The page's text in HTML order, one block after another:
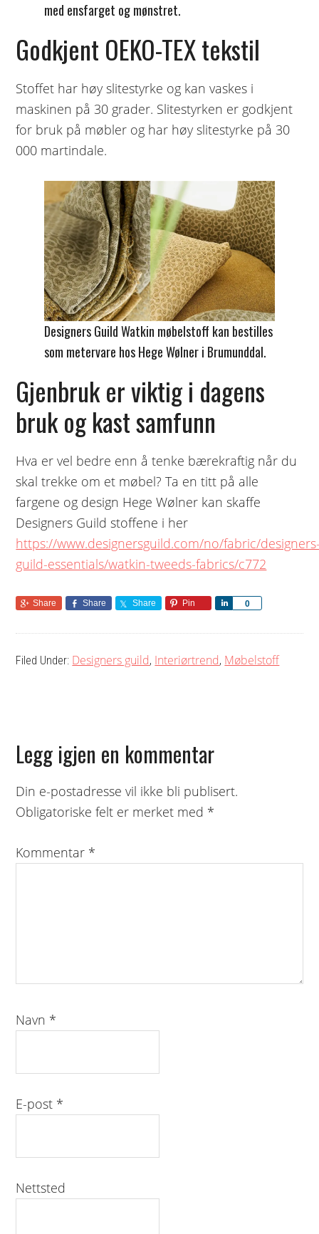
med ensfarget og mønstret.
Godkjent OEKO-TEX tekstil
Stoffet har høy slitestyrke og kan vaskes i
maskinen på 30 grader. Slitestyrken er godkjent
for bruk på møbler og har høy slitestyrke på 30
000 martindale.
Designers Guild Watkin møbelstoff kan bestilles
som metervare hos Hege Wølner i Brumunddal.
Gjenbruk er viktig i dagens
bruk og kast samfunn
Hva er vel bedre enn å tenke bærekraftig når du
skal trekke om et møbel? Ta en titt på alle
fargene og design Hege Wølner kan skaffe
Designers Guild stoffene i her
https://www.designersguild.com/no/fabric/
guild-essentials/watkin-tweeds-fabrics/c772
Share Share Share Pin 0
Share
Filed Under: Designers guild, Interiørtrend, Møbelstoff
Reader
Interactions
Legg igjen en kommentar
Din e-postadresse vil ikke bli publisert.
Obligatoriske felt er merket med *
Kommentar *
Navn *
E-post *
Nettsted